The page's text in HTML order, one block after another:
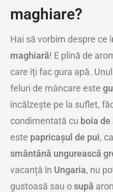
maghiare?
Hai să vorbim despre ce
maghiară! E plină de
care îți fac gura apă.
feluri de mâncare este
încălzește pe la suflet,
condimentată cu boia de
este papricașul de pui,
smântână ungurească
vacanță în Ungaria, nu
gustoasă sau osupă